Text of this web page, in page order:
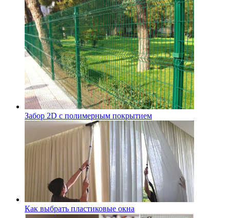
Забор 2D с полимерным покрытием
Как выбрать пластиковые окна